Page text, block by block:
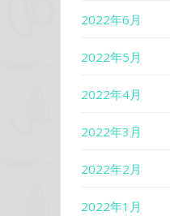
2022年6月
2022年5月
2022年4月
2022年3月
2022年2月
2022年1月